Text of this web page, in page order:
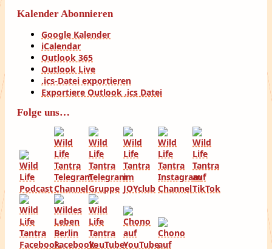
Kalender Abonnieren
Google Kalender
iCalendar
Outlook 365
Outlook Live
.ics-Datei exportieren
Exportiere Outlook .ics Datei
Folge uns…